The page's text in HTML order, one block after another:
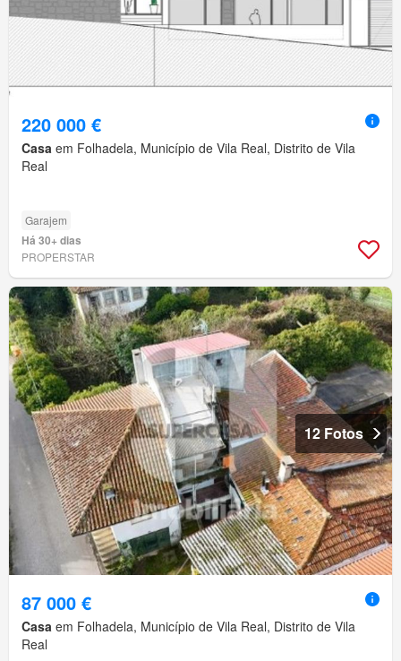
220 000 €
Casa em Folhadela, Município de Vila Real, Distrito de Vila
Real
Garajem
Há 30+ dias
PROPERSTAR
12 Fotos
87 000 €
Casa em Folhadela, Município de Vila Real, Distrito de Vila
Real